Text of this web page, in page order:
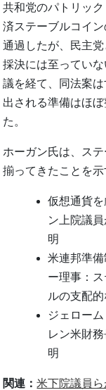
共和党のパトリッ
済ステーブルコイ
通過したが、民主
採決には至ってい
議を経て、同法案
出される準備はほ
た。
ホーガン氏は、ス
揃ってきたことを
仮想通貨
ン上院議
明
米連邦準
ー理事：
ルの支配
ジェロー
レン米財
明
関連：米下院議員